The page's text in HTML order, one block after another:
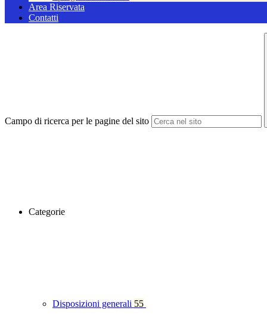
Area Riservata
Contatti
Campo di ricerca per le pagine del sito
Categorie
Disposizioni generali 55